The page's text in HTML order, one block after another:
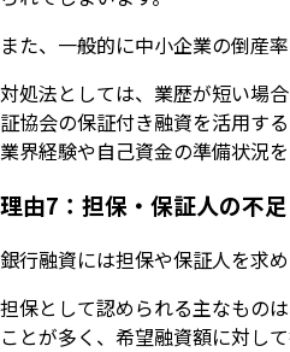
また、一般的に中小企業の倒産
対処法としては、業歴が短い場
証協会の保証付き融資を活用す
業界経験や自己資金の準備状況
理由7：担保・保証人の不足
銀行融資には担保や保証人を求
担保として認められる主なもの
ことが多く、希望融資額に対し